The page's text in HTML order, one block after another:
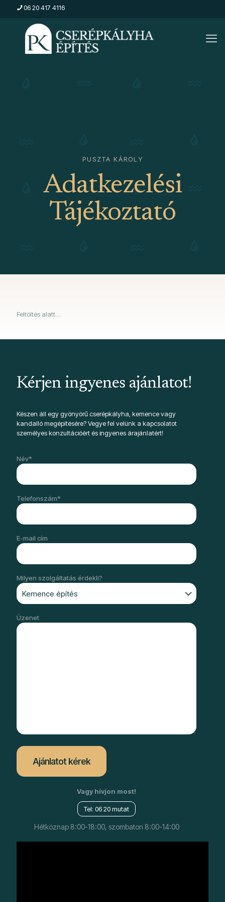
06 20 417 4116
PUSZTA KÁROLY
Adatkezelési
Tájékoztató
Feltöltés alatt…
Kérjen ingyenes ajánlatot!
Készen áll egy gyönyörű cserépkályha, kemence vagy
kandalló megépítésére? Vegye fel velünk a kapcsolatot
személyes konzultációért és ingyenes árajánlatért!
Név*
Telefonszám*
E-mail cím
Milyen szolgáltatás érdekli?
Üzenet
Vagy hívjon most!
Tel: 06 20 mutat
Hétköznap 8:00-18:00, szombaton 8:00-14:00